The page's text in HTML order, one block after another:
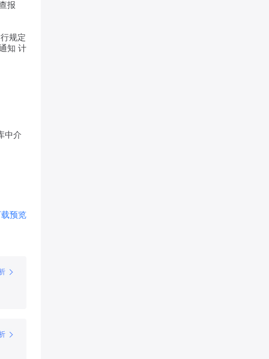
报
规定
知 计
中介
预览